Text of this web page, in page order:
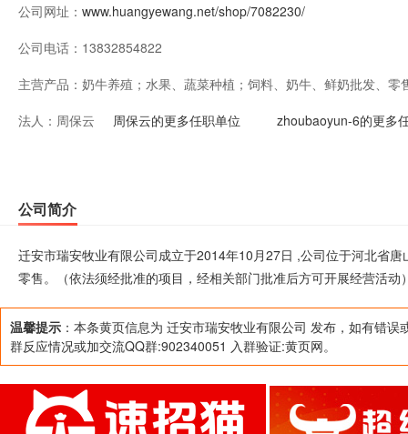
公司网址： www.huangyewang.net/shop/7082230/
公司电话： 13832854822
主营产品： 奶牛养殖；水果、蔬菜种植；饲料、奶牛、鲜奶批发、
部门批准后方可开展经营活动）
法人： 周保云 周保云的更多任职单位 zhoubaoyun-6的更多
公司简介
迁安市瑞安牧业有限公司成立于2014年10月27日 ,公司位于河北省
零售。（依法须经批准的项目，经相关部门批准后方可开展经营活动
温馨提示 ：本条黄页信息为 迁安市瑞安牧业有限公司 发布，如有错误
群反应情况或加交流QQ群:902340051 入群验证:黄页网。